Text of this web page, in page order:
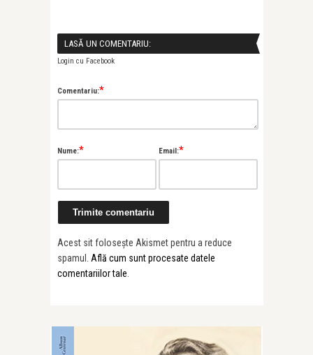
LASĂ UN COMENTARIU:
Login cu Facebook
Comentariu:*
Nume:* Email:*
Acest sit folosește Akismet pentru a reduce
spamul. Află cum sunt procesate datele
comentariilor tale